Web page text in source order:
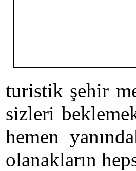
turistik şehir
sizleri
hemen
olanakların